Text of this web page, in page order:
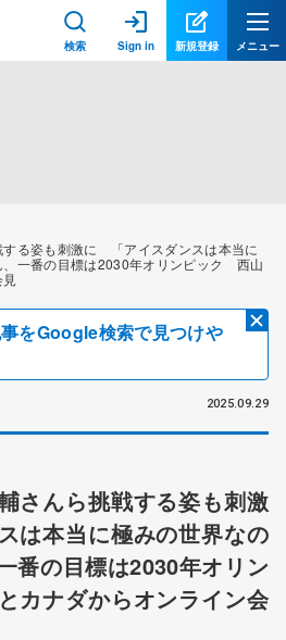
検索 Sign in 新規登録 メニュー
る姿も刺激に 「アイスダンスは本当に
一番の目標は2030年オリンピック 西山
をGoogle検索で見つけや
2025.09.29
さんら挑戦する姿も刺激
は本当に極みの世界なの
の目標は2030年オリン
カナダからオンライン会